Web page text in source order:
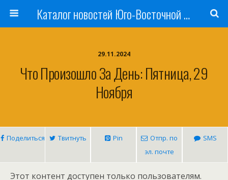
Каталог новостей Юго-Восточной Азии, Австралии и Океании
29.11.2024
Что Произошло За День: Пятница, 29
Ноября
Поделиться Твитнуть Pin
Отпр. по
эл. почте
SMS
Этот контент доступен только пользователям.